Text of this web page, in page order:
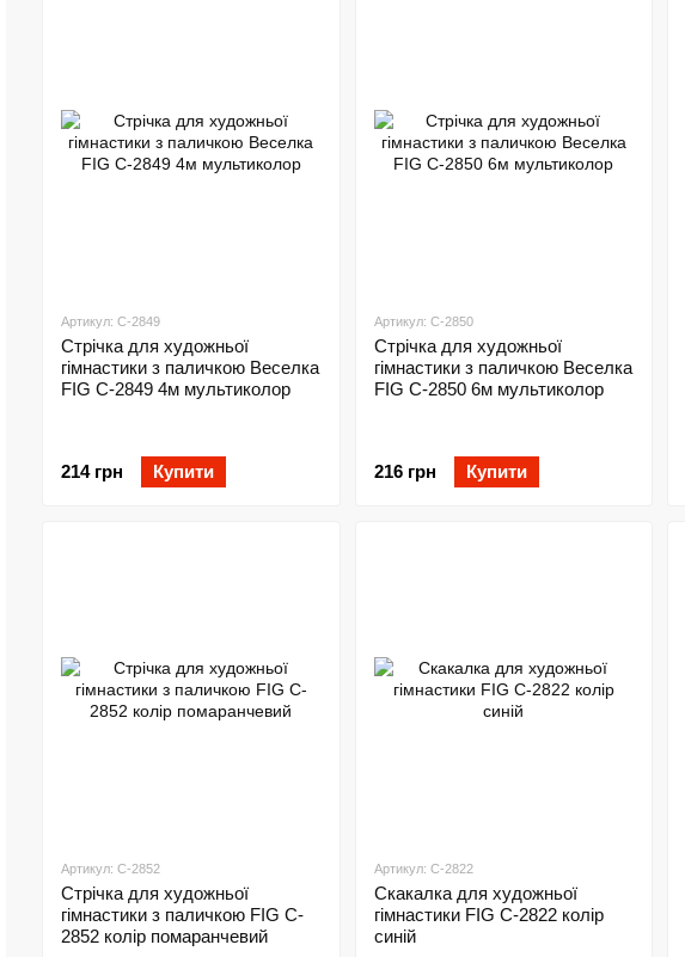
Артикул: C-2849
Стрічка для художньої
гімнастики з паличкою Веселка
FIG C-2849 4м мультиколор
214 грн Купити
Артикул: C-2850
Стрічка для художньої
гімнастики з паличкою Веселка
FIG C-2850 6м мультиколор
216 грн Купити
Артикул: C-2852
Стрічка для художньої
гімнастики з паличкою FIG C-
2852 колір помаранчевий
Артикул: C-2822
Скакалка для художньої
гімнастики FIG C-2822 колір
синій